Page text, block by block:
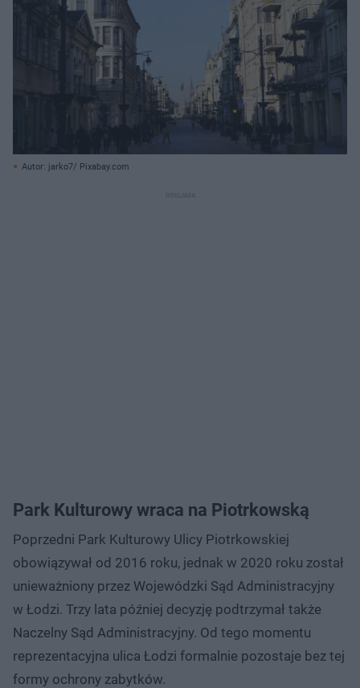
Autor: jarko7/ Pixabay.com
Park Kulturowy wraca na Piotrkowską
Poprzedni Park Kulturowy Ulicy Piotrkowskiej
obowiązywał od 2016 roku, jednak w 2020 roku został
unieważniony przez Wojewódzki Sąd Administracyjny
w Łodzi. Trzy lata później decyzję podtrzymał także
Naczelny Sąd Administracyjny. Od tego momentu
reprezentacyjna ulica Łodzi formalnie pozostaje bez tej
formy ochrony zabytków.